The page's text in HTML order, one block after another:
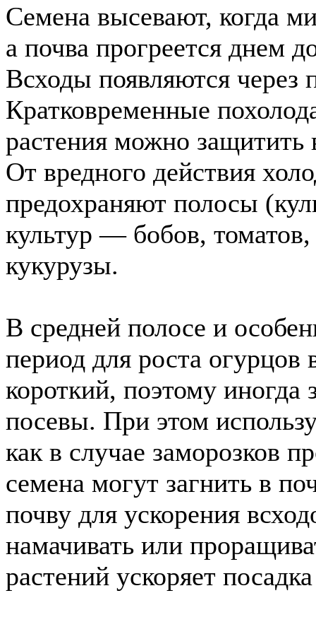
Семена высевают, когда
а почва прогреется
Всходы появляются через
Кратковременные
растения можно
От вредного действия
предохраняют полосы
культур — бобов,
кукурузы.
В средней полосе и
период для роста огурцов
короткий, поэтому иногда
посевы. При этом
как в случае заморозков
семена могут загнить в
почву для ускорения
намачивать или
растений ускоряет